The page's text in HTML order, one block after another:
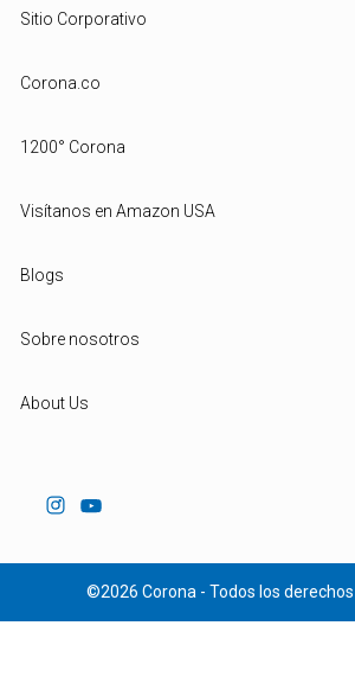
Sitio Corporativo
Corona.co
1200° Corona
Visítanos en Amazon USA
Blogs
Sobre nosotros
About Us
©2026 Corona - Todos los derechos